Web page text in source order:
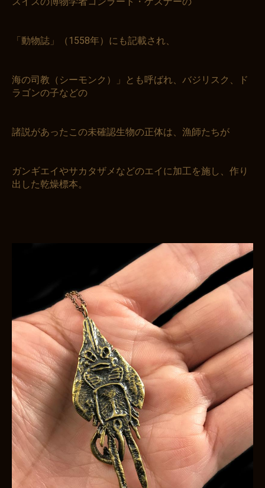
「動物誌」（1558年）にも記載され、
海の司教（シーモンク）」とも呼ばれ、バジリスク、ド
ラゴンの子などの
諸説があったこの未確認生物の正体は、漁師たちが
ガンギエイやサカタザメなどのエイに加工を施し、作り
出した乾燥標本。